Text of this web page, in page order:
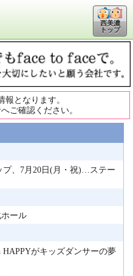
西美濃
トップ
報となります。
ご確認ください。
、7月20日(月・祝)…ステー
ール
がキッズダンサーの夢